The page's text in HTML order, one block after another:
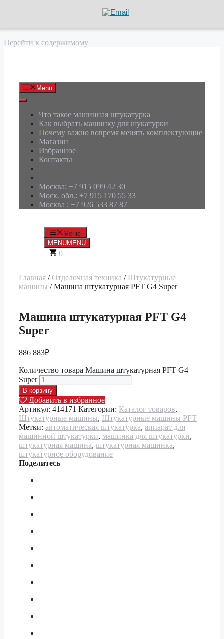
Перейти к содержимому
Menu
Что такое машинная штукатурка
Как выбрать машинку для шукатурки
Почему важно вовремя менять комплектующие
Магазин
Избранное
Контакты
Москва: +7 915 099 42 30
Моск. обл.: +7 915 170 55 33
Москва : +7 926 533 87 87
Меню
MENUMENU
0
Главная /Отделочная техника / Штукатурные
машины / Машина штукатурная PFT G4 Super
Машина штукатурная PFT G4
Super
886 883₽
Количество товара Машина штукатурная PFT G4
Super
В корзину
Добавить в избранное
Артикул: 414171 Категории: Каталог товаров,
Штукатурные машины, Штукатурные машины PFT
Метки: автоматическая штукатурка, аппарат для
машинной штукатурки, машинка для штукатурки,
штукатурная машина, штукатурная машинка,
штукатурное оборудование
Поделитесь